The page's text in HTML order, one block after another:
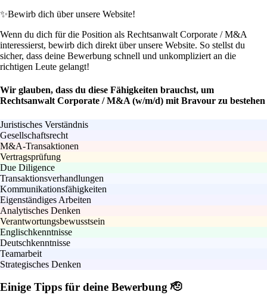
✨Bewirb dich über unsere Website!
Wenn du dich für die Position als Rechtsanwalt Corporate / M&A
interessierst, bewirb dich direkt über unsere Website. So stellst du
sicher, dass deine Bewerbung schnell und unkompliziert an die
richtigen Leute gelangt!
Wir glauben, dass du diese Fähigkeiten brauchst, um
Rechtsanwalt Corporate / M&A (w/m/d) mit Bravour zu bestehen
Juristisches Verständnis
Gesellschaftsrecht
M&A-Transaktionen
Vertragsprüfung
Due Diligence
Transaktionsverhandlungen
Kommunikationsfähigkeiten
Eigenständiges Arbeiten
Analytisches Denken
Verantwortungsbewusstsein
Englischkenntnisse
Deutschkenntnisse
Teamarbeit
Strategisches Denken
Einige Tipps für deine Bewerbung 🫡